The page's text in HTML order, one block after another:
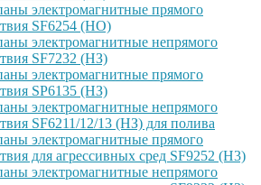
электромагнитные прямого
SF6254 (НО)
электромагнитные непрямого
SF7232 (НЗ)
электромагнитные прямого
SP6135 (НЗ)
электромагнитные непрямого
SF6211/12/13 (НЗ) для полива
электромагнитные прямого
для агрессивных сред SF9252 (H3)
электромагнитные непрямого